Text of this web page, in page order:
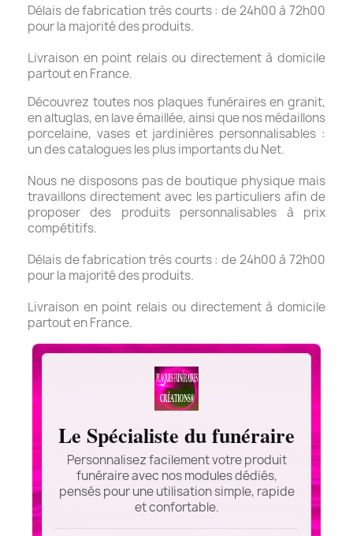
Délais de fabrication très courts : de 24h00 à 72h00
pour la majorité des produits.
Livraison en point relais ou directement à domicile
partout en France.
Découvrez toutes nos plaques funéraires en granit,
en altuglas, en lave émaillée, ainsi que nos médaillons
porcelaine, vases et jardinières personnalisables :
un des catalogues les plus importants du Net.
Nous ne disposons pas de boutique physique mais
travaillons directement avec les particuliers afin de
proposer des produits personnalisables à prix
compétitifs.
Délais de fabrication très courts : de 24h00 à 72h00
pour la majorité des produits.
Livraison en point relais ou directement à domicile
partout en France.
Le Spécialiste du funéraire
Personnalisez facilement votre produit
funéraire avec nos modules dédiés,
pensés pour une utilisation simple, rapide
et confortable.